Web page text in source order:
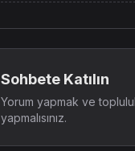
Sohbete Katılın
Yorum yapmak ve
yapmalısınız.